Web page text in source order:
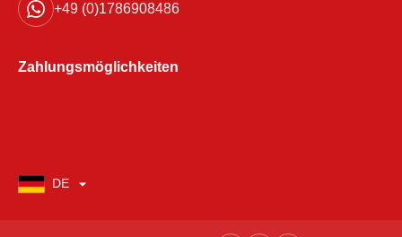
+49 (0)1786908486
Zahlungsmöglichkeiten
DE